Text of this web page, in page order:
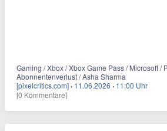
Gaming / Xbox / Xbox Game Pass / Microsoft /
Abonnentenverlust / Asha Sharma
[pixelcritics.com] · 11.06.2026 · 11:00 Uhr
[0 Kommentare]